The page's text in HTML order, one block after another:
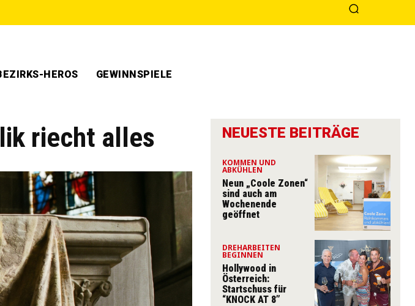
HEROS GEWINNSPIELE
riecht alles NEUESTE BEITRÄGE
KOMMEN UND
ABKÜHLEN
Neun „Coole Zonen“
sind auch am
Wochenende
geöffnet
DREHARBEITEN
BEGINNEN
Hollywood in
Österreich:
Startschuss für
“KNOCK AT 8”